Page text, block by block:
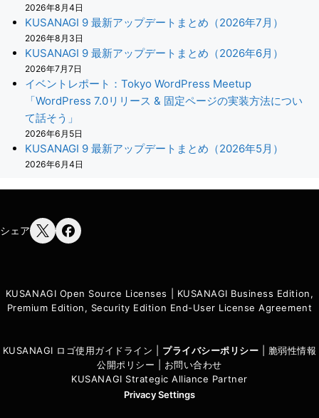
2026年8月4日
KUSANAGI 9 最新アップデートまとめ（2026年7月）
2026年8月3日
KUSANAGI 9 最新アップデートまとめ（2026年6月）
2026年7月7日
イベントレポート：Tokyo WordPress Meetup
「WordPress 7.0リリース & 固定ページの実装方法につい
て話そう」
2026年6月5日
KUSANAGI 9 最新アップデートまとめ（2026年5月）
2026年6月4日
シェア
KUSANAGI Open Source Licenses
KUSANAGI Business Edition,
Premium Edition, Security Edition End-User License Agreement
KUSANAGI ロゴ使用ガイドライン プライバシーポリシー
脆弱性情報
公開ポリシー
お問い合わせ
KUSANAGI Strategic Alliance Partner
Privacy Settings